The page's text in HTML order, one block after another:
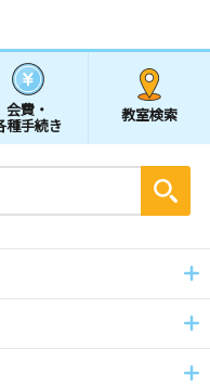
会費・
種手続き
教室検索